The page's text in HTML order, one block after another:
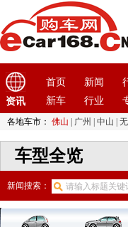
资讯
首页 新闻
新车
行业
各地车市： 佛山 广州 中山
车型全览
新闻搜索：
(45)
B
宝骏(22)
宝马(45)
宝沃汽车(5)
保时捷 (11)
北京(9)
北汽昌河(12)
北汽幻速(10)
北汽瑞翔(1)
北汽威旺